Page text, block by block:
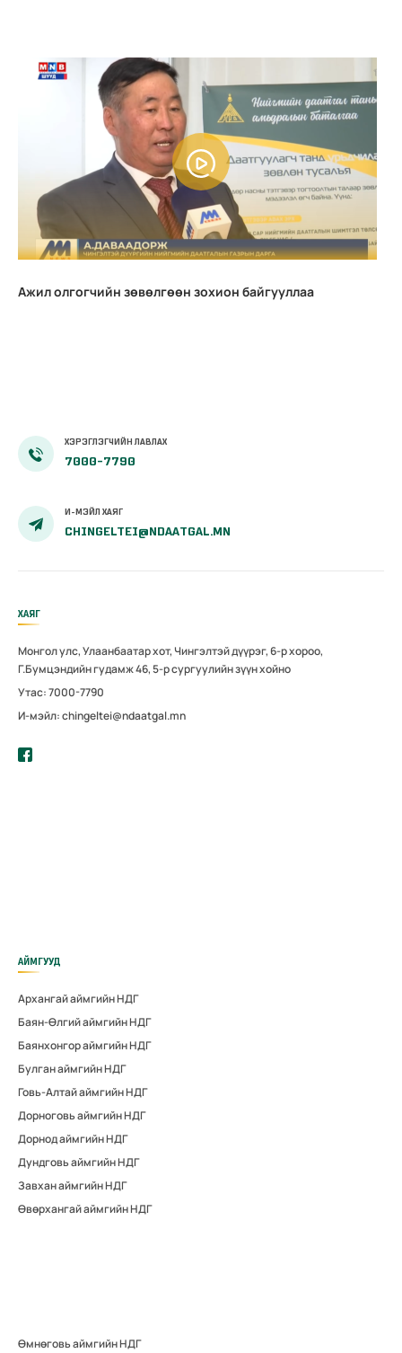
Ажил олгогчийн зөвөлгөөн зохион байгууллаа
ХЭРЭГЛЭГЧИЙН ЛАВЛАХ
7000-7790
И-МЭЙЛ ХАЯГ
CHINGELTEI@NDAATGAL.MN
ХАЯГ
Монгол улс, Улаанбаатар хот, Чингэлтэй дүүрэг, 6-р хороо,
Г.Бумцэндийн гудамж 46, 5-р сургуулийн зүүн хойно
Утас: 7000-7790
И-мэйл: chingeltei@ndaatgal.mn
АЙМГУУД
Архангай аймгийн НДГ
Баян-Өлгий аймгийн НДГ
Баянхонгор аймгийн НДГ
Булган аймгийн НДГ
Говь-Алтай аймгийн НДГ
Дорноговь аймгийн НДГ
Дорнод аймгийн НДГ
Дундговь аймгийн НДГ
Завхан аймгийн НДГ
Өвөрхангай аймгийн НДГ
Өмнөговь аймгийн НДГ